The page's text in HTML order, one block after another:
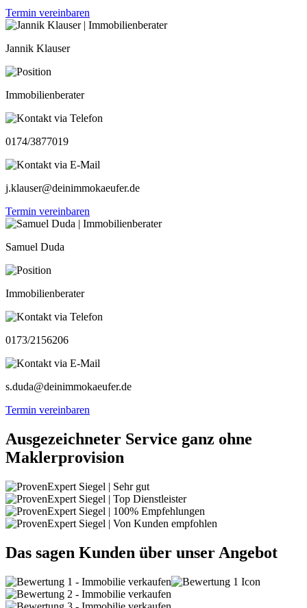
Termin vereinbaren
Jannik Klauser
Immobilienberater
0174/3877019
j.klauser@deinimmokaeufer.de
Termin vereinbaren
Samuel Duda
Immobilienberater
0173/2156206
s.duda@deinimmokaeufer.de
Termin vereinbaren
Ausgezeichneter Service ganz ohne
Maklerprovision
Das sagen Kunden über unser Angebot